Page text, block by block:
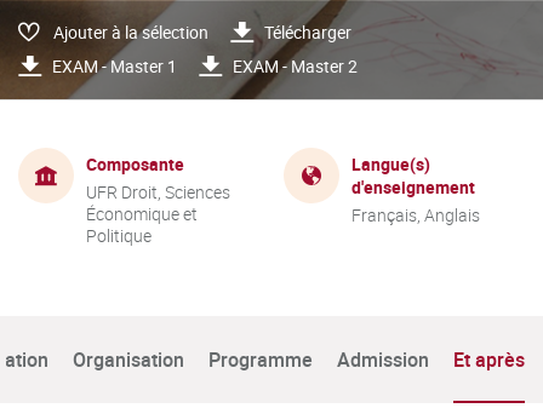
Ajouter à la sélection
Télécharger
EXAM - Master 1
EXAM - Master 2
Composante
UFR Droit, Sciences
Économique et
Politique
Langue(s)
d'enseignement
Français, Anglais
Organisation Programme Admission Et après